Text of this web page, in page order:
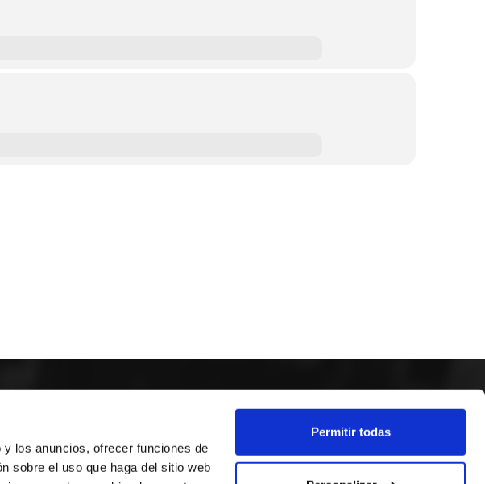
los anuncios, ofrecer funciones de
sobre el uso que haga del sitio web
Permitir todas